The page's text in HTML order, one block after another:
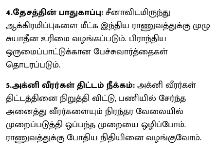
4.தேசத்தின் பாதுகாப்பு:சீனாவிடமிருந்து
ஆக்கிரமிப்புகளை மீட்க இந்திய ராணுவத்துக்கு முழு
சுயாதீன உரிமை வழங்கப்படும். பிராந்திய
ஒருமைப்பாட்டுக்கான பேச்சுவார்த்தைகள்
தொடரப்படும்.
5.அக்னி வீரர்கள் திட்டம் நீக்கம்:அக்னி வீரர்கள்
திட்டத்தினை நிறுத்தி விட்டு, பணியில் சேர்ந்த
அனைத்து வீரர்களையும் நிரந்தர வேலையில்
முறைப்படுத்தி ஒப்பந்த முறையை ஒழிப்போம்.
ராணுவத்துக்கு போதிய நிதியினை வழங்குவோம்.